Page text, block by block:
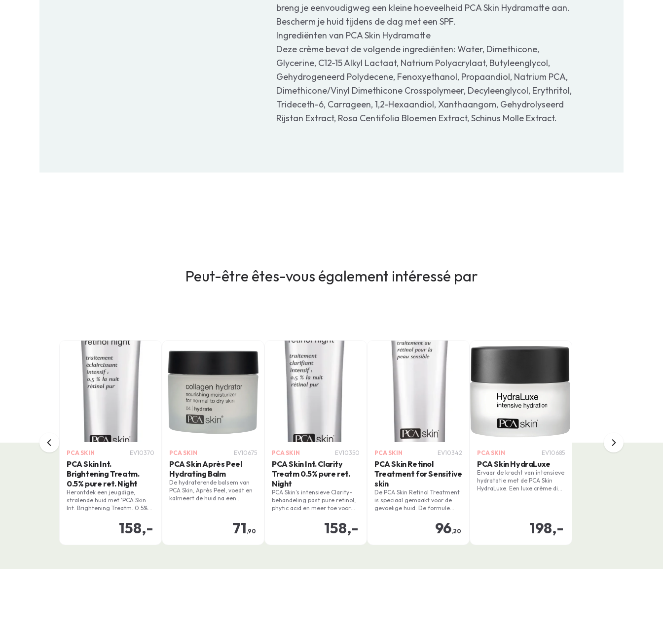
breng je eenvoudigweg een kleine hoeveelheid PCA Skin Hydramatte aan.
Bescherm je huid tijdens de dag met een SPF.
Ingrediënten van PCA Skin Hydramatte
Deze crème bevat de volgende ingrediënten: Water, Dimethicone,
Glycerine, C12-15 Alkyl Lactaat, Natrium Polyacrylaat, Butyleenglycol,
Gehydrogeneerd Polydecene, Fenoxyethanol, Propaandiol, Natrium PCA,
Dimethicone/Vinyl Dimethicone Crosspolymeer, Decyleenglycol, Erythritol,
Trideceth-6, Carrageen, 1,2-Hexaandiol, Xanthaangom, Gehydrolyseerd
Rijstan Extract, Rosa Centifolia Bloemen Extract, Schinus Molle Extract.
Peut-être êtes-vous également intéressé par
PCA SKIN EV10370
PCA Skin Int.
Brightening Treatm.
0.5% pure ret. Night
Herontdek een jeugdige,
stralende huid met 'PCA Skin
Int. Brightening Treatm. 0.5%
slim afleveringssysteem dat
huidirritatie vermindert, levert
158,-
PCA SKIN EV10675
PCA Skin Après Peel
Hydrating Balm
De hydraterende balsem van
PCA Skin, Après Peel, voedt en
kalmeert de huid na een
en oudere huid stimuleert de
71 ,90
PCA SKIN EV10350
PCA Skin Int. Clarity
Treatm 0.5% pure ret.
Night
PCA Skin's intensieve Clarity-
behandeling past pure retinol,
phytic acid en meer toe voor
helderheid, 's nachts gebruikt.
Sterk, stabiel en minder158,-
PCA SKIN EV10342
PCA Skin Retinol
Treatment for Sensitive
skin
De PCA Skin Retinol Treatment
is speciaal gemaakt voor de
gevoelige huid. De formule
en roodheid, terwijl de huid
96,20
PCA SKIN EV10685
PCA Skin HydraLuxe
Ervaar de kracht van intensieve
hydratatie met de PCA Skin
HydraLuxe. Een luxe crème die
198,-